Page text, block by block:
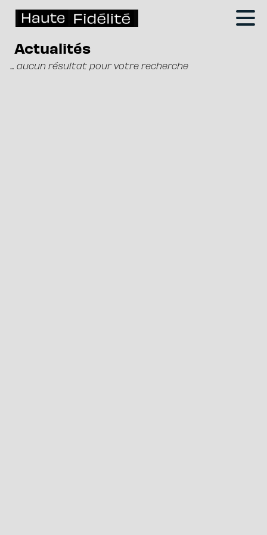
Actualités
... aucun résultat pour votre recherche